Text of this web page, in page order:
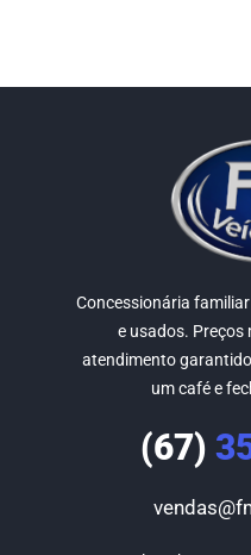
Concessionária
e usados. Preços
atendimento
um café e
(67)